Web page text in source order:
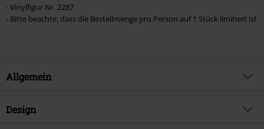
- Vinylfigur Nr. 2287
- Bitte beachte, dass die Bestellmenge pro Person auf 1 Stück limitiert ist
Allgemein
Artikelnummer:
Design